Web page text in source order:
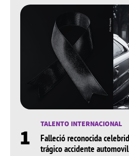
1 TALENTO INTERNACIONAL
Falleció reconocida
trágico accidente